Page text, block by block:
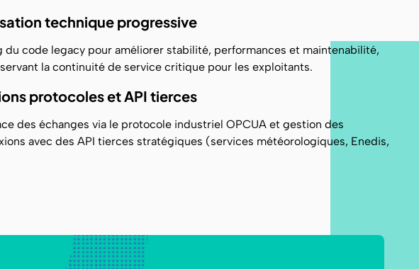
technique progressive
du code legacy pour améliorer stabilité, performances et maintenabilité,
la continuité de service critique pour les exploitants.
protocoles et API tierces
des échanges via le protocole industriel OPCUA et gestion des
avec des API tierces stratégiques (services météorologiques, Enedis,